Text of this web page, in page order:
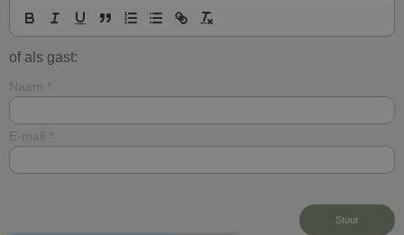
of als gast:
Naam *
E-mail *